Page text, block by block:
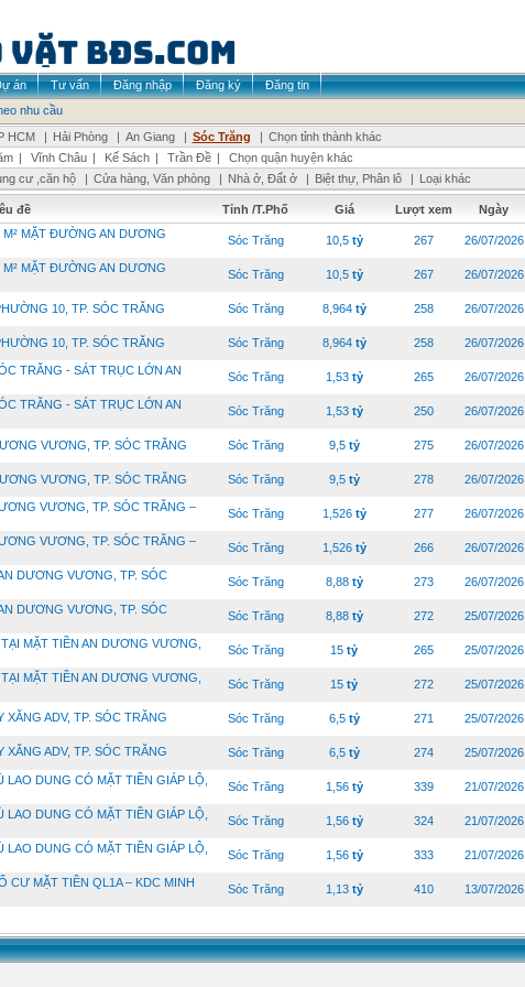
án Tư vấn Đăng nhập Đăng ký
Đăng tin
nhu cầu
HCM | Hải Phòng | An Giang | Sóc Trăng | Chọn tỉnh thành khác
| Vĩnh Châu | Kế Sách | Trần Đề |
Chọn quận huyện khác
cư ,căn hộ | Cửa hàng, Văn phòng | Nhà ở, Đất ở | Biệt thự, Phân lô | Loại khác
đề Tỉnh /T.Phố Giá Lượt xem
Ngày
MẶT ĐƯỜNG AN DƯƠNG
Sóc Trăng 10,5 tỷ 267 26/07/2026
MẶT ĐƯỜNG AN DƯƠNG
Sóc Trăng 10,5 tỷ 267 26/07/2026
10, TP. SÓC TRĂNG Sóc Trăng 8,964 tỷ 258 26/07/2026
10, TP. SÓC TRĂNG Sóc Trăng 8,964 tỷ 258 26/07/2026
TRĂNG - SÁT TRỤC LỚN AN
Sóc Trăng 1,53 tỷ 265 26/07/2026
TRĂNG - SÁT TRỤC LỚN AN
Sóc Trăng 1,53 tỷ 250 26/07/2026
VƯƠNG, TP. SÓC TRĂNG Sóc Trăng 9,5 tỷ 275 26/07/2026
VƯƠNG, TP. SÓC TRĂNG Sóc Trăng 9,5 tỷ 278 26/07/2026
VƯƠNG, TP. SÓC TRĂNG –
Sóc Trăng 1,526 tỷ 277 26/07/2026
VƯƠNG, TP. SÓC TRĂNG –
Sóc Trăng 1,526 tỷ 266 26/07/2026
DƯƠNG VƯƠNG, TP. SÓC
Sóc Trăng 8,88 tỷ 273 26/07/2026
DƯƠNG VƯƠNG, TP. SÓC
Sóc Trăng 8,88 tỷ 272 25/07/2026
MẶT TIỀN AN DƯƠNG VƯƠNG,
Sóc Trăng 15 tỷ 265 25/07/2026
MẶT TIỀN AN DƯƠNG VƯƠNG,
Sóc Trăng 15 tỷ 272 25/07/2026
ADV, TP. SÓC TRĂNG Sóc Trăng 6,5 tỷ 271 25/07/2026
ADV, TP. SÓC TRĂNG Sóc Trăng 6,5 tỷ 274 25/07/2026
LAO DUNG CÓ MẶT TIỀN GIÁP LỘ,
Sóc Trăng 1,56 tỷ 339 21/07/2026
LAO DUNG CÓ MẶT TIỀN GIÁP LỘ,
Sóc Trăng 1,56 tỷ 324 21/07/2026
LAO DUNG CÓ MẶT TIỀN GIÁP LỘ,
Sóc Trăng 1,56 tỷ 333 21/07/2026
CƯ MẶT TIỀN QL1A – KDC MINH
Sóc Trăng 1,13 tỷ 410 13/07/2026